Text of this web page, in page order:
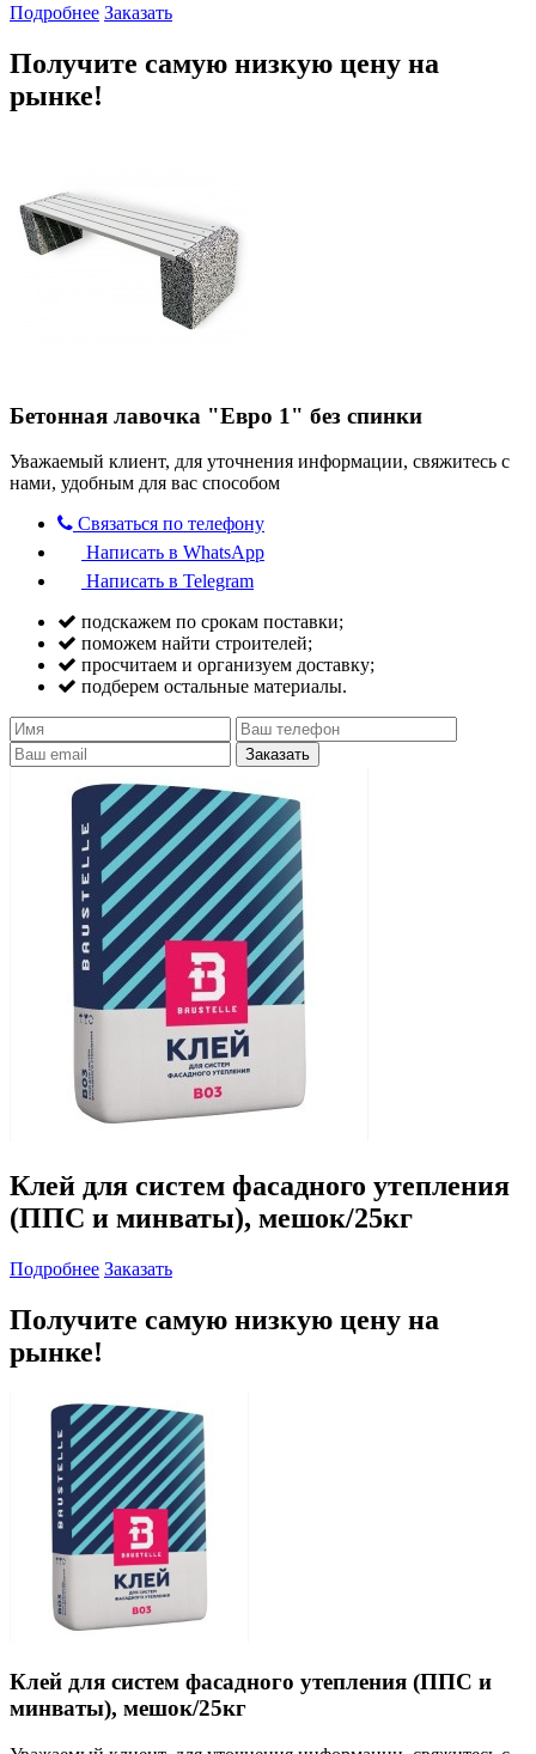
Подробнее Заказать
Получите самую низкую цену на
рынке!
Бетонная лавочка "Евро 1" без спинки
Уважаемый клиент, для уточнения информации, свяжитесь с
нами, удобным для вас способом
Связаться по телефону
Написать в WhatsApp
Написать в Telegram
подскажем по срокам поставки;
поможем найти строителей;
просчитаем и организуем доставку;
подберем остальные материалы.
Заказать
Клей для систем фасадного утепления
(ППС и минваты), мешок/25кг
Подробнее Заказать
Получите самую низкую цену на
рынке!
Клей для систем фасадного утепления (ППС и
минваты), мешок/25кг